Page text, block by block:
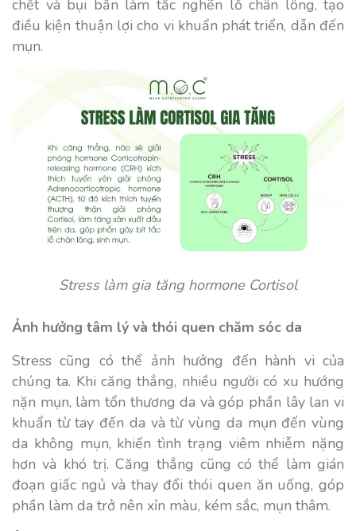
chết và bụi bẩn làm tắc nghẽn lỗ chân lông, tạo
điều kiện thuận lợi cho vi khuẩn phát triển, dẫn đến
mụn.
Stress làm gia tăng hormone Cortisol
Ảnh hưởng tâm lý và thói quen chăm sóc da
Stress cũng có thể ảnh hưởng đến hành vi của
chúng ta. Khi căng thẳng, nhiều người có xu hướng
nặn mụn, làm tổn thương da và góp phần lây lan vi
khuẩn từ tay đến da và từ vùng da mụn đến vùng
da không mụn, khiến tình trạng viêm nhiễm nặng
hơn và khó trị. Căng thẳng cũng có thể làm gián
đoạn giấc ngủ và thay đổi thói quen ăn uống, góp
phần làm da trở nên xỉn màu, kém sắc, mụn thâm.